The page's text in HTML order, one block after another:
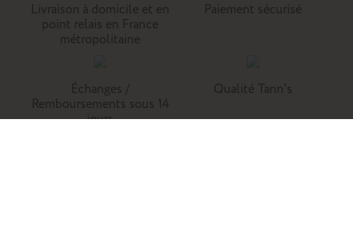
Livraison à domicile et en
point relais en France
métropolitaine
Paiement sécurisé
Échanges /
Remboursements sous 14
jours
Qualité Tann's